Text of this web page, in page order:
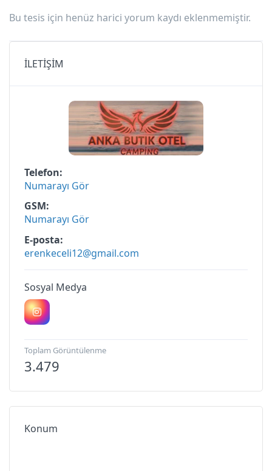
Bu tesis için henüz harici yorum kaydı eklenmemiştir.
İLETİŞİM
Telefon
Numarayı Gör
GSM
Numarayı Gör
E-posta
erenkeceli12@gmail.com
Sosyal Medya
Toplam Görüntülenme
3.479
Konum